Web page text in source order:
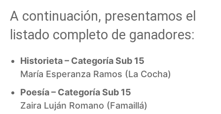
A continuación, presentamos el
listado completo de ganadores:
Historieta – Categoría Sub 15
María Esperanza Ramos (La Cocha)
Poesía – Categoría Sub 15
Zaira Luján Romano (Famaillá)